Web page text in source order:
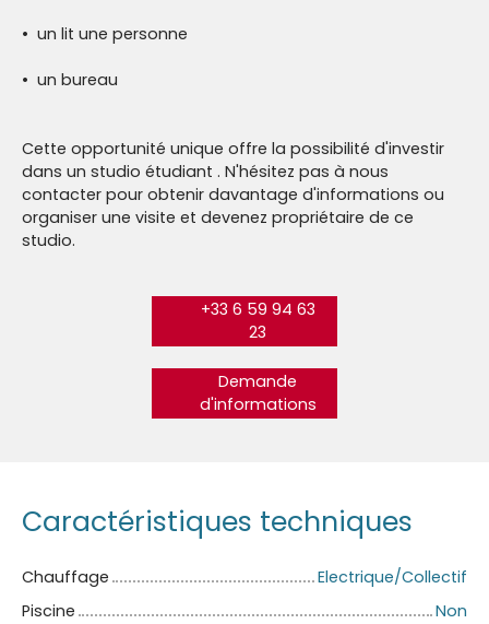
un lit une personne
un bureau
Cette opportunité unique offre la possibilité d'investir
dans un studio étudiant . N'hésitez pas à nous
contacter pour obtenir davantage d'informations ou
organiser une visite et devenez propriétaire de ce
studio.
+33 6 59 94 63
23
Demande
d'informations
Caractéristiques techniques
Chauffage
Electrique/Collectif
Piscine
Non